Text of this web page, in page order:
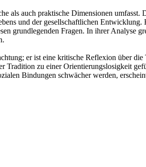
als auch praktische Dimensionen
und der gesellschaftlichen
grundlegenden Fragen. In ihrer Analyse
er ist eine kritische Reflexion über
zu einer Orientierungslosigkeit
Bindungen schwächer werden,